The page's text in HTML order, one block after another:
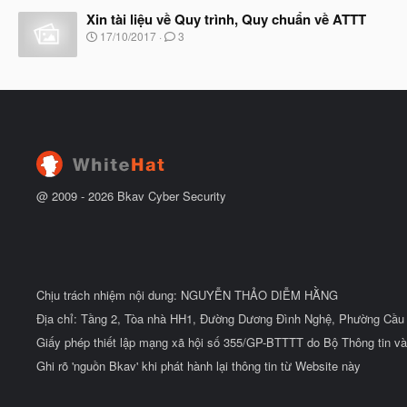
đ
ầ
y
b
ắ
ầ
Xin tài liệu về Quy trình, Quy chuẩn về ATTT
N
b
u
17/10/2017 3
@ 2009 - 2026 Bkav Cyber Security
Chịu trách nhiệm nội dung: NGUYỄN THẢO DIỄM HẰNG
Địa chỉ: Tầng 2, Tòa nhà HH1, Đường Dương Đình Nghệ, Phường
Giấy phép thiết lập mạng xã hội số 355/GP-BTTTT do Bộ Thông tin
Ghi rõ 'nguồn Bkav' khi phát hành lại thông tin từ Website này